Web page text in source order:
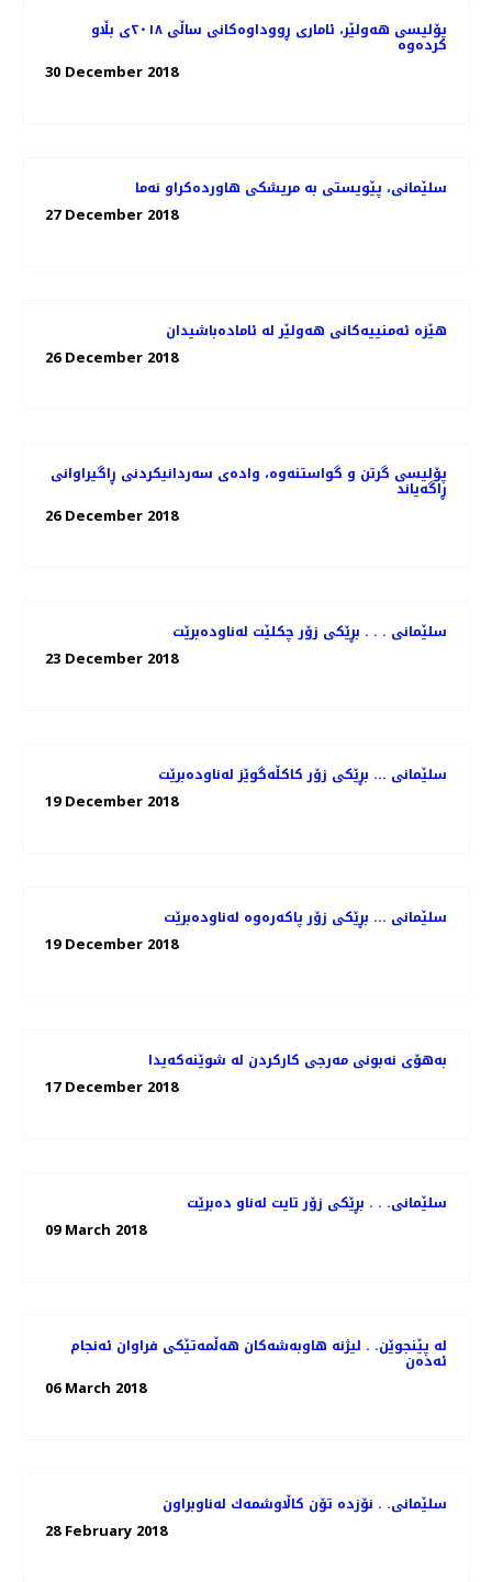
پۆلیسی هەولێر، ئاماری ڕووداوەكانی ساڵی ٢٠١٨ی بڵاو
كردەوە
30 December 2018
27 December 2018
هێزە ئەمنییەكانی هەولێر لە ئامادەباشیدان
26 December 2018
پۆلیسی گرتن و گواستنەوە، وادەی سەردانیكردنی ڕاگیراوانی
ڕاگەیاند
26 December 2018
سلێمانی . . . بڕێكی زۆر چكلێت له‌ناوده‌برێت
23 December 2018
سلێمانی ... بڕێكی زۆر كاكڵه‌گوێز له‌ناوده‌برێت
19 December 2018
سلێمانی ... بڕێكی زۆر پاكه‌ره‌وه‌ له‌ناوده‌برێت
19 December 2018
به‌هۆی نه‌بونی مه‌رجی كاركردن له‌ شوێنه‌كه‌یدا
17 December 2018
سلێمانی. . . بڕێكی زۆر تایت له‌ناو ده‌برێت
09 March 2018
له‌ پێنجوێن. . لیژنه‌ هاوبه‌شه‌كان هه‌ڵمه‌تێكی فراوان ئه‌نجام
ئه‌ده‌ن
06 March 2018
سلێمانی. . نۆزده‌ تۆن كاڵاوشمه‌ك له‌ناوبراون
28 February 2018